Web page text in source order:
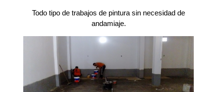
Todo tipo de trabajos de pintura sin necesidad de
andamiaje.